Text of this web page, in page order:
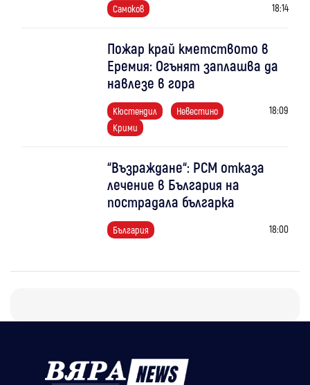
Самоков 18:14
Пожар край кметството в
Еремия: Огънят заплашва да
навлезе в гора
Кюстендил
Невестино
Крими
18:09
“Възраждане“: РСМ отказа
лечение в България на
пострадала българка
България 18:00